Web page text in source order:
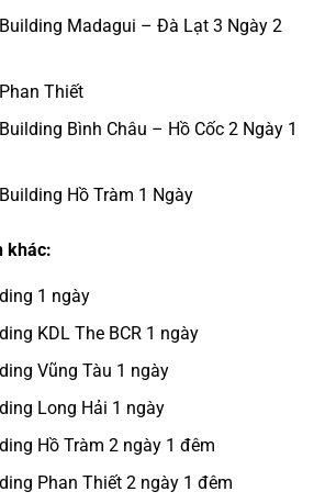
Madagui – Đà Lạt 3 Ngày 2
Thiết
Bình Châu – Hồ Cốc 2 Ngày 1
Hồ Tràm 1 Ngày
khác:
1 ngày
KDL The BCR 1 ngày
Vũng Tàu 1 ngày
Long Hải 1 ngày
Hồ Tràm 2 ngày 1 đêm
Phan Thiết 2 ngày 1 đêm